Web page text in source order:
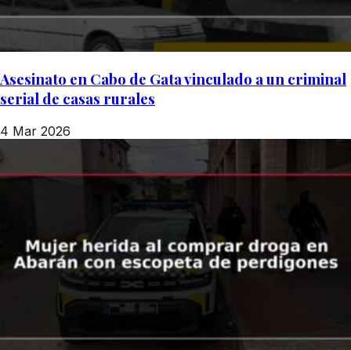
Asesinato en Cabo de Gata vinculado a un criminal
serial de casas rurales
4 Mar 2026